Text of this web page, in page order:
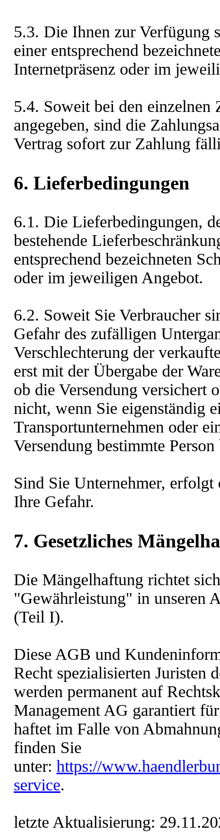
5.3. Die Ihnen zur Verfügung
einer entsprechend
Internetpräsenz oder im
5.4. Soweit bei den einzelnen
angegeben, sind die
Vertrag sofort zur Zahlung
6. Lieferbedingungen
6.1. Die Lieferbedingungen,
bestehende
entsprechend bezeichneten
oder im jeweiligen Angebot.
6.2. Soweit Sie Verbraucher
Gefahr des zufälligen
Verschlechterung der
erst mit der Übergabe der
ob die Versendung versichert
nicht, wenn Sie eigenständig
Transportunternehmen oder
Versendung bestimmte
Sind Sie Unternehmer,
Ihre Gefahr.
7. Gesetzliches
Die Mängelhaftung richtet
"Gewährleistung" in unseren
(Teil I).
Diese AGB und
Recht spezialisierten Juristen
werden permanent auf
Management AG garantiert
haftet im Falle von
finden Sie
unter: https://
service.
letzte Aktualisierung: